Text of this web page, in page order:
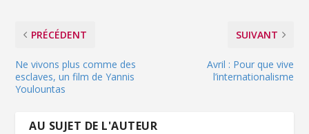
PRÉCÉDENT
Ne vivons plus comme des
esclaves, un film de Yannis
Youlountas
SUIVANT
Avril : Pour que vive
l’internationalisme
AU SUJET DE L'AUTEUR